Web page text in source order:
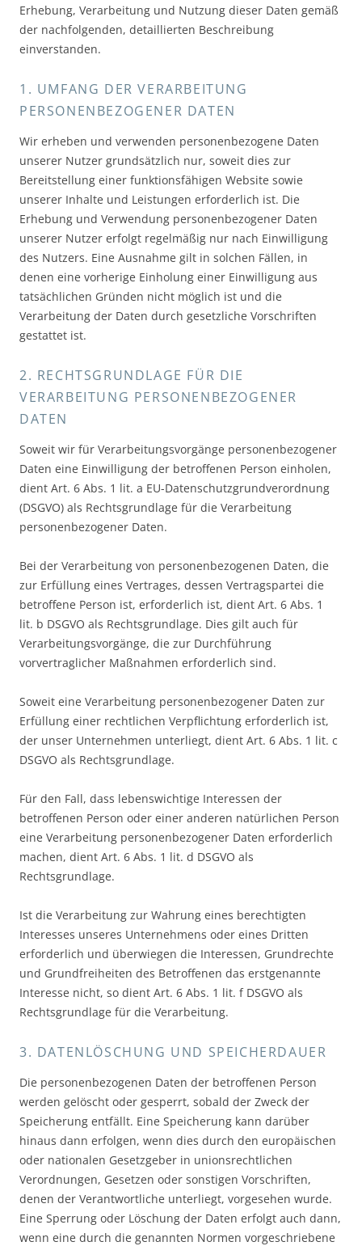
Erhebung, Verarbeitung und Nutzung dieser Daten gemäß
der nachfolgenden, detaillierten Beschreibung
einverstanden.
1. UMFANG DER VERARBEITUNG
PERSONENBEZOGENER DATEN
Wir erheben und verwenden personenbezogene Daten
unserer Nutzer grundsätzlich nur, soweit dies zur
Bereitstellung einer funktionsfähigen Website sowie
unserer Inhalte und Leistungen erforderlich ist. Die
Erhebung und Verwendung personenbezogener Daten
unserer Nutzer erfolgt regelmäßig nur nach Einwilligung
des Nutzers. Eine Ausnahme gilt in solchen Fällen, in
denen eine vorherige Einholung einer Einwilligung aus
tatsächlichen Gründen nicht möglich ist und die
Verarbeitung der Daten durch gesetzliche Vorschriften
gestattet ist.
2. RECHTSGRUNDLAGE FÜR DIE
VERARBEITUNG PERSONENBEZOGENER
DATEN
Soweit wir für Verarbeitungsvorgänge personenbezogener
Daten eine Einwilligung der betroffenen Person einholen,
dient Art. 6 Abs. 1 lit. a EU-Datenschutzgrundverordnung
(DSGVO) als Rechtsgrundlage für die Verarbeitung
personenbezogener Daten.
Bei der Verarbeitung von personenbezogenen Daten, die
zur Erfüllung eines Vertrages, dessen Vertragspartei die
betroffene Person ist, erforderlich ist, dient Art. 6 Abs. 1
lit. b DSGVO als Rechtsgrundlage. Dies gilt auch für
Verarbeitungsvorgänge, die zur Durchführung
vorvertraglicher Maßnahmen erforderlich sind.
Soweit eine Verarbeitung personenbezogener Daten zur
Erfüllung einer rechtlichen Verpflichtung erforderlich ist,
der unser Unternehmen unterliegt, dient Art. 6 Abs. 1 lit. c
DSGVO als Rechtsgrundlage.
Für den Fall, dass lebenswichtige Interessen der
betroffenen Person oder einer anderen natürlichen Person
eine Verarbeitung personenbezogener Daten erforderlich
machen, dient Art. 6 Abs. 1 lit. d DSGVO als
Rechtsgrundlage.
Ist die Verarbeitung zur Wahrung eines berechtigten
Interesses unseres Unternehmens oder eines Dritten
erforderlich und überwiegen die Interessen, Grundrechte
und Grundfreiheiten des Betroffenen das erstgenannte
Interesse nicht, so dient Art. 6 Abs. 1 lit. f DSGVO als
Rechtsgrundlage für die Verarbeitung.
3. DATENLÖSCHUNG UND SPEICHERDAUER
Die personenbezogenen Daten der betroffenen Person
werden gelöscht oder gesperrt, sobald der Zweck der
Speicherung entfällt. Eine Speicherung kann darüber
hinaus dann erfolgen, wenn dies durch den europäischen
oder nationalen Gesetzgeber in unionsrechtlichen
Verordnungen, Gesetzen oder sonstigen Vorschriften,
denen der Verantwortliche unterliegt, vorgesehen wurde.
Eine Sperrung oder Löschung der Daten erfolgt auch dann,
wenn eine durch die genannten Normen vorgeschriebene